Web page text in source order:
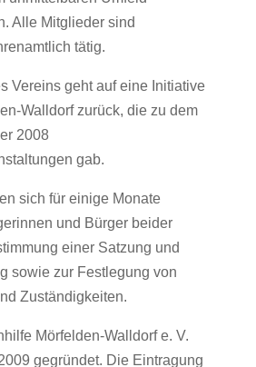
Alle Mitglieder sind
tätig.
Vereins geht auf eine Initiative
Walldorf zurück, die zu dem
2008
gab.
sich für einige Monate
und Bürger beider
einer Satzung und
sowie zur Festlegung von
Zuständigkeiten.
Mörfelden-Walldorf e. V.
gegründet. Die Eintragung